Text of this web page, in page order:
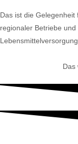
Das ist die
regionaler Betriebe
Das